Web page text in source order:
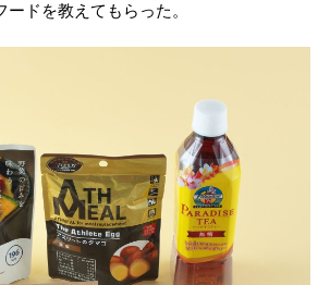
ドを教えてもらった。